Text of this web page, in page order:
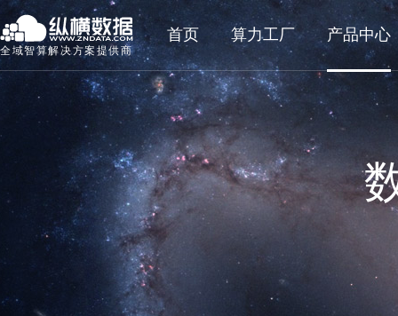
全域智算解决方案提供商
首页 算力工厂 产品中心